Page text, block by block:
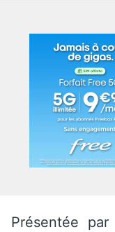
Présentée